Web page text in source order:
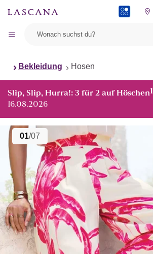
Bekleidung Hosen
Slip, Slip, Hurra!: 3 für 2 auf Höschen1
16.08.2026
01/07